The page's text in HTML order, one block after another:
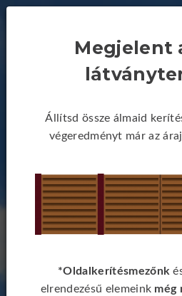
Megjelent
Állítsd össze álmaid
végeredményt már az
*Oldalkerítésmezőnk
elrendezésű elemeink még